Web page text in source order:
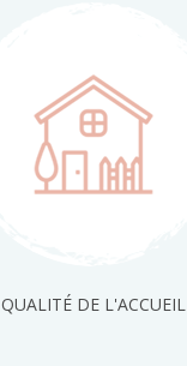
QUALITÉ DE L'ACCUEIL